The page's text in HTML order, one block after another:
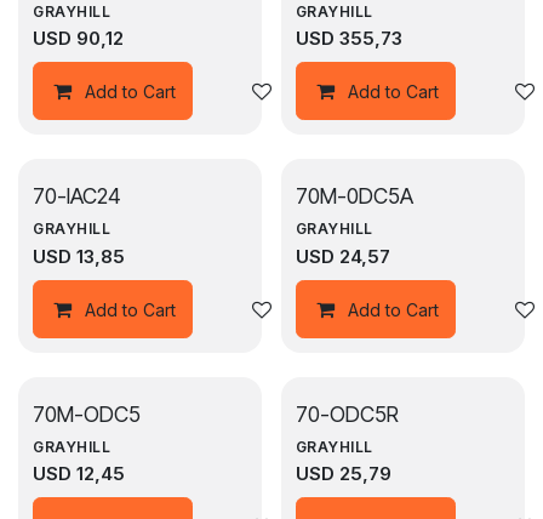
GRAYHILL
USD 90,12
Add to Cart Agregar a la lista de deseos
GRAYHILL
USD 355,73
Add to Cart
70-IAC24
GRAYHILL
USD 13,85
Add to Cart Agregar a la lista de deseos
70M-0DC5A
GRAYHILL
USD 24,57
Add to Cart
70M-ODC5
GRAYHILL
USD 12,45
70-ODC5R
GRAYHILL
USD 25,79